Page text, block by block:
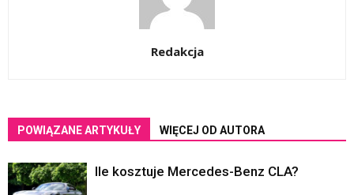
Redakcja
POWIĄZANE ARTYKUŁY WIĘCEJ OD AUTORA
Ile kosztuje Mercedes-Benz CLA?